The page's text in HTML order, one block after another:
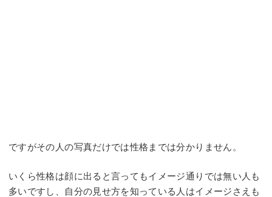
ですがその人の写真だけでは性格までは分かりません。
いくら性格は顔に出ると言ってもイメージ通りでは無い人も
多いですし、自分の見せ方を知っている人はイメージさえも